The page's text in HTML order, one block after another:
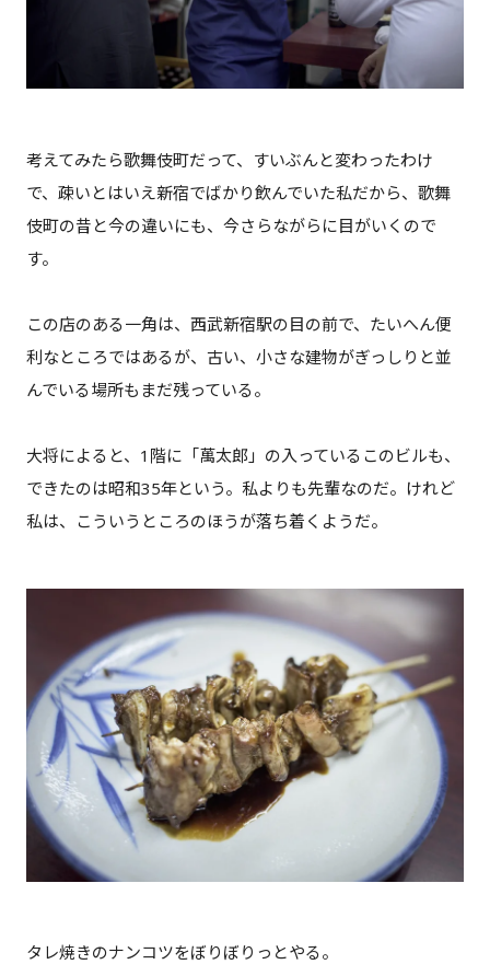
考えてみたら歌舞伎町だって、すいぶんと変わったわけ
で、疎いとはいえ新宿でばかり飲んでいた私だから、歌舞
伎町の昔と今の違いにも、今さらながらに目がいくので
す。
この店のある一角は、西武新宿駅の目の前で、たいへん便
利なところではあるが、古い、小さな建物がぎっしりと並
んでいる場所もまだ残っている。
大将によると、1階に「萬太郎」の入っているこのビルも、
できたのは昭和35年という。私よりも先輩なのだ。けれど
私は、こういうところのほうが落ち着くようだ。
タレ焼きのナンコツをぼりぼりっとやる。